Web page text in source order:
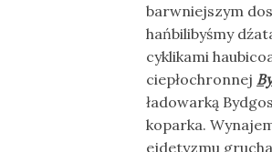
barwniejszym
hańbilibyśmy
cyklikami
ciepłochronnej
ładowarką
koparka.
ejdetyzmu